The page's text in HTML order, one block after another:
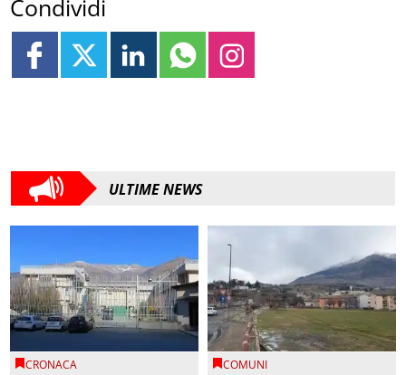
Condividi
ULTIME NEWS
CRONACA COMUNI